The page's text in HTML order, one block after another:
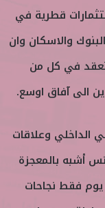
قطرية في
والاسكان وان
في كل من
الى آفاق اوسع.
الداخلي وعلاقات
أشبه بالمعجزة
فقط نجاحات